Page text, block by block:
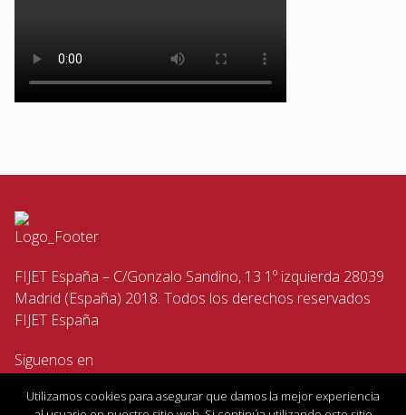
FIJET España – C/Gonzalo Sandino, 13 1º izquierda 28039
Madrid (España) 2018. Todos los derechos reservados
FIJET España
Siguenos en
Utilizamos cookies para asegurar que damos la mejor experiencia